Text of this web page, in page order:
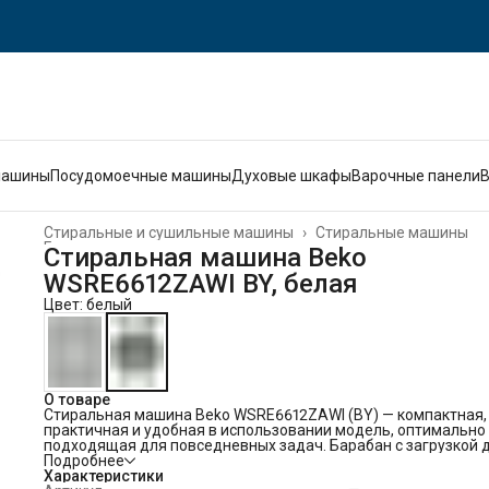
Посудомоечные машиныДуховые шкафыВарочные панели
Стиральные машины
Стиральные и сушильные машины
›
Главная
Стиральная машина Beko
WSRE6612ZAWI BY, белая
Цвет: белый
О товаре
Стиральная машина Beko WSRE6612ZAWI (BY) — компактная,
практичная и удобная в использовании модель, оптимально
подходящая для повседневных задач. Барабан с загрузкой
кг и 15 автоматических программ обеспечивает бережную
различных типов тканей, сохраняя их структуру и
Подробнее
Характеристики